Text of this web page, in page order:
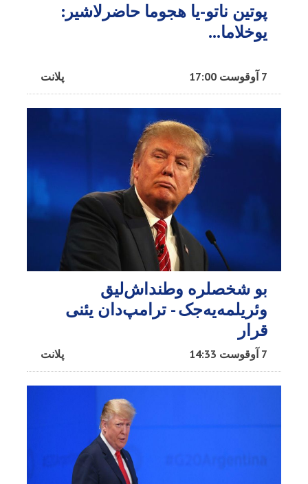
پوتین ناتو-یا هجوما حاضرلاشیر:
یوخلاما...
پلانت 7 آوقوست 17:00
بو شخصلره وطنداش‌لیق
وئریلمه‌یه‌جک - ترامپ‌دان یئنی
قرار
پلانت 7 آوقوست 14:33